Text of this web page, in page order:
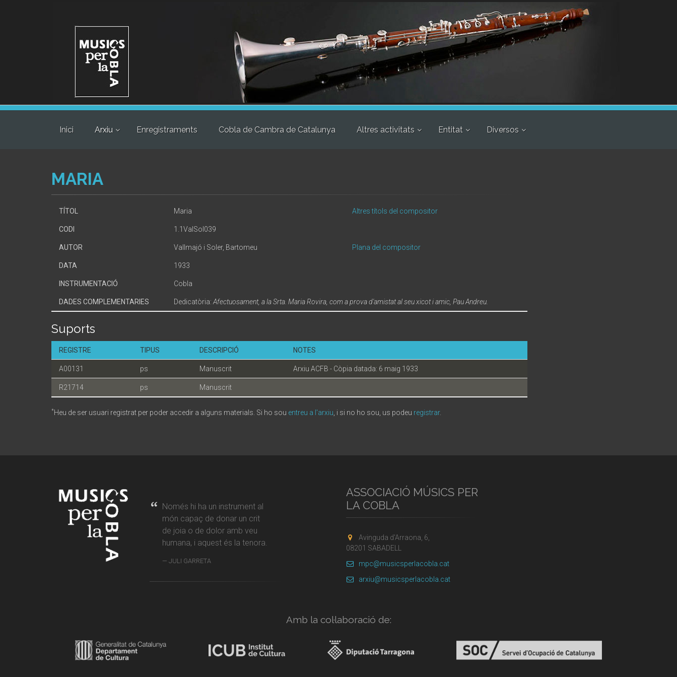
Inici Arxiu Enregistraments Cobla de Cambra de Catalunya Altres activitats Entitat Diversos
MARIA
TÍTOL Maria Altres títols del compositor
CODI 1.1ValSol039
AUTOR Vallmajó i Soler, Bartomeu Plana del compositor
DATA 1933
INSTRUMENTACIÓ Cobla
DADES COMPLEMENTARIES Dedicatòria: Afectuosament, a la Srta. Maria Rovira, com a prova d'amistat al seu xicot i amic, Pau Andreu.
Suports
REGISTRE TIPUS DESCRIPCIÓ NOTES
A00131 ps Manuscrit Arxiu ACFB - Còpia datada: 6 maig 1933
R21714 ps Manuscrit
*Heu de ser usuari registrat per poder accedir a alguns materials. Si ho sou entreu a l'arxiu , i si no ho sou, us podeu registrar.
Només hi ha un instrument al
món capaç de donar un crit
de joia o de dolor amb veu
humana, i aquest és la tenora.
JULI GARRETA
ASSOCIACIÓ MÚSICS PER
LA COBLA
Avinguda d'Arraona, 6,
08201 SABADELL
mpc@musicsperlacobla.cat
arxiu@musicsperlacobla.cat
Amb la col·laboració de: